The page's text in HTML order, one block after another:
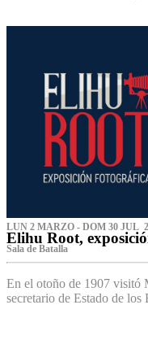
LUN 2 MARZO - DOM 30 JUL
Elihu Root,
Sala de Batalla
En el otoño de 1907 visitó
secretario de Estado de